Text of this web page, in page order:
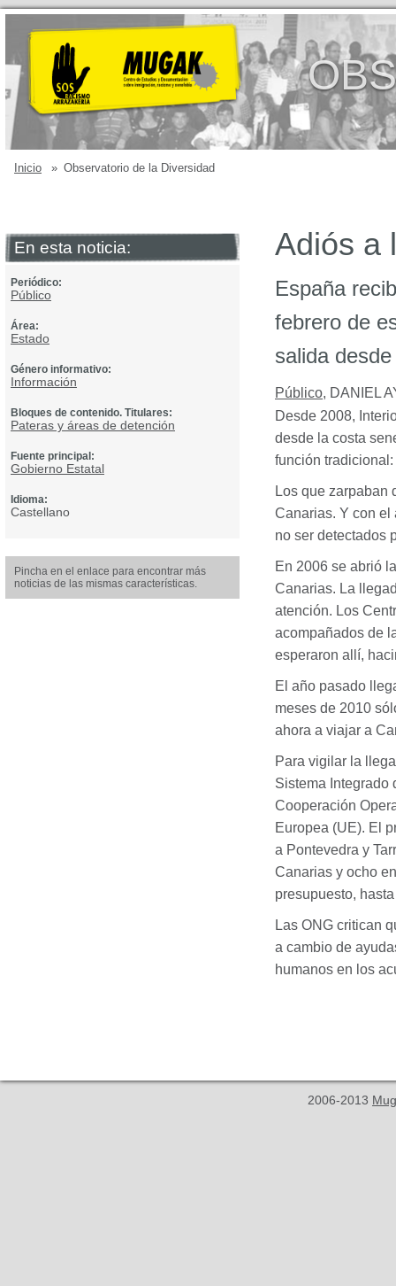
Inicio » Observatorio de la Diversidad
En esta noticia:
Periódico:
Público
Área:
Estado
Género informativo:
Información
Bloques de contenido. Titulares:
Pateras y áreas de detención
Fuente principal:
Gobierno Estatal
Idioma:
Castellano
Pincha en el enlace para encontrar más
noticias de las mismas características.
Adiós a
España
febrero de
salida
Público, DANIEL
Desde 2008,
desde la costa
función
Los que zarpaban
Canarias. Y con el
no ser detectados
En 2006 se abrió
Canarias. La
atención. Los
acompañados de
esperaron allí,
El año pasado
meses de 2010
ahora a viajar a
Para vigilar la
Sistema Integrado
Cooperación
Europea (UE). El
a Pontevedra y
Canarias y ocho
presupuesto,
Las ONG critican
a cambio de
humanos en los
2006-2013